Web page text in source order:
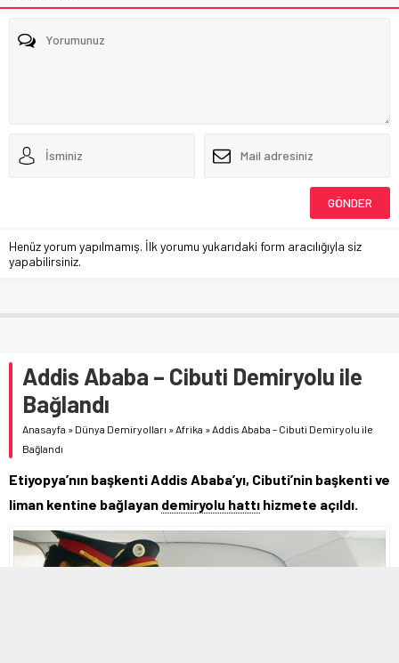
Henüz yorum yapılmamış. İlk yorumu yukarıdaki form aracılığıyla siz
yapabilirsiniz.
Addis Ababa – Cibuti Demiryolu ile
Bağlandı
Anasayfa » Dünya Demiryolları »Afrika »Addis Ababa – Cibuti Demiryolu ile
Bağlandı
Etiyopya’nın başkenti Addis Ababa’yı, Cibuti’nin başkenti ve
liman kentine bağlayan demiryolu hattı hizmete açıldı.